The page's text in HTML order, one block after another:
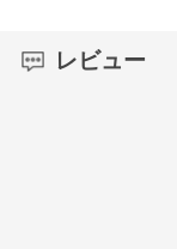
レビュー